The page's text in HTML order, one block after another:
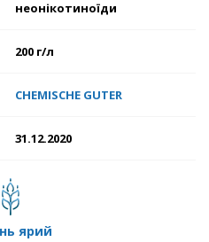
неонікотиноїди
200 г/л
CHEMISCHE GUTER
31.12.2020
ярий